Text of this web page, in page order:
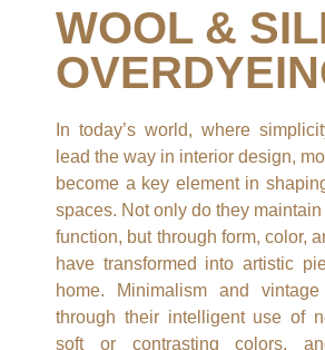
WOOL &
In today’s world, where
lead the way in interior design,
become a key element in
spaces. Not only do they maintain
function, but through form, color,
have transformed into artistic
home. Minimalism and
through their intelligent use of
soft or contrasting colors,